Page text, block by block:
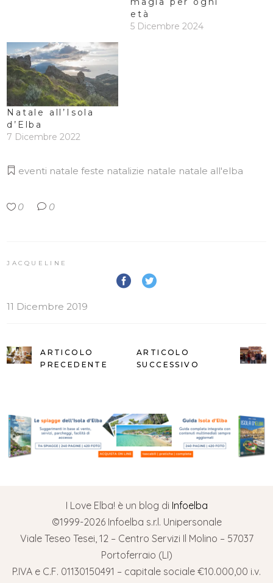
età
5 Dicembre 2024
Natale all’Isola
d’Elba
7 Dicembre 2022
eventi natale feste natalizie natale natale all'elba
0 0
JACQUELINE
11 Dicembre 2019
ARTICOLO
PRECEDENTE
ARTICOLO
SUCCESSIVO
I Love Elba! è un blog di Infoelba
©1999-2026 Infoelba s.r.l. Unipersonale
Viale Teseo Tesei, 12 – Centro Servizi Il Molino – 57037
Portoferraio (LI)
P.IVA e C.F. 01130150491 – capitale sociale €10.000,00 i.v.